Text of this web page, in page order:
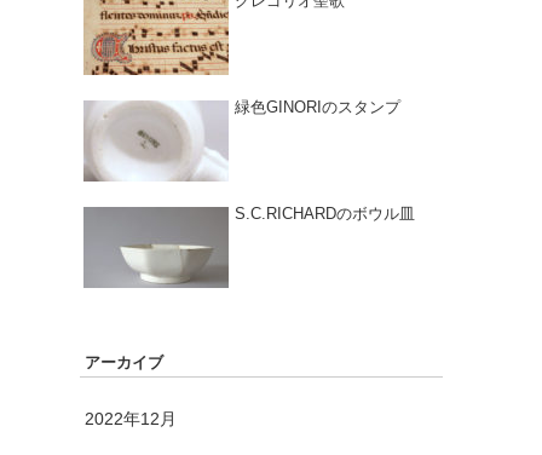
緑色GINORIのスタンプ
S.C.RICHARDのボウル皿
アーカイブ
2022年12月